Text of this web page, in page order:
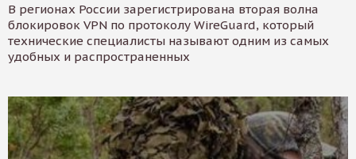
В регионах России зарегистрирована вторая волна
блокировок VPN по протоколу WireGuard, который
технические специалисты называют одним из самых
удобных и распространенных